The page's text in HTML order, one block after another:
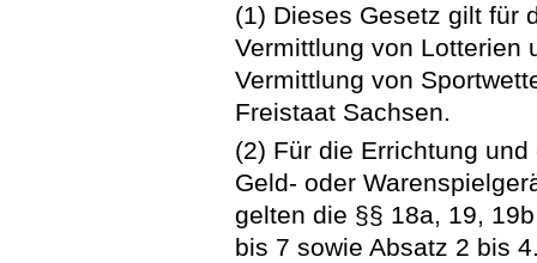
(1) Dieses Gesetz gilt für
Vermittlung von Lotterien
Vermittlung von
Freistaat Sachsen.
(2) Für die Errichtung
Geld- oder
gelten die §§ 18a, 19,
bis 7 sowie Absatz 2 bis